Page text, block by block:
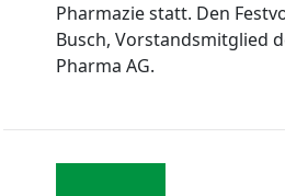
Pharmazie statt. Den
Busch, Vorstandsmitglied
Pharma AG.